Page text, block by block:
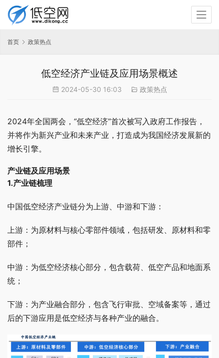
首页 政策热点
低空经济产业链及应用场景概述
2024-05-30 16:03 政策热点
2024年全国两会，“低空经济”首次被写入政府工作报告，
并将作为新兴产业和未来产业，打造成为我国经济发展新的
增长引擎。
产业链及应用场景
1.产业链梳理
中国低空经济产业链分为上游、中游和下游：
上游：为原材料与核心零部件领域，包括研发、原材料和零
部件；
中游：为低空经济核心部分，包含载荷、低空产品和地面系
统；
下游：为产业融合部分，包含飞行审批、空域备案等，通过
后的下游应用是低空经济与各种产业的融合。